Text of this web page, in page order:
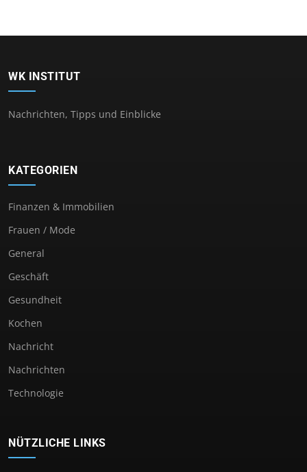
WK INSTITUT
Nachrichten, Tipps und Einblicke
KATEGORIEN
Finanzen & Immobilien
Frauen / Mode
General
Geschäft
Gesundheit
Kochen
Nachricht
Nachrichten
Technologie
NÜTZLICHE LINKS